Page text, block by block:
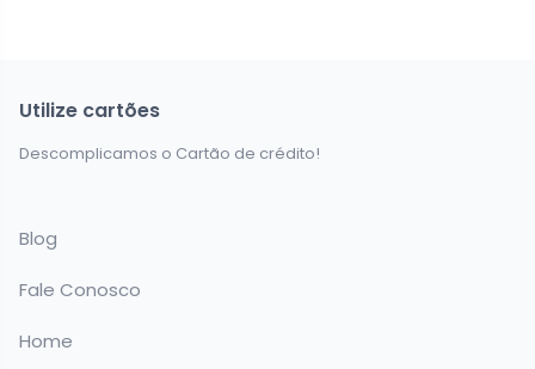
Utilize cartões
Descomplicamos o Cartão de crédito!
Blog
Fale Conosco
Home